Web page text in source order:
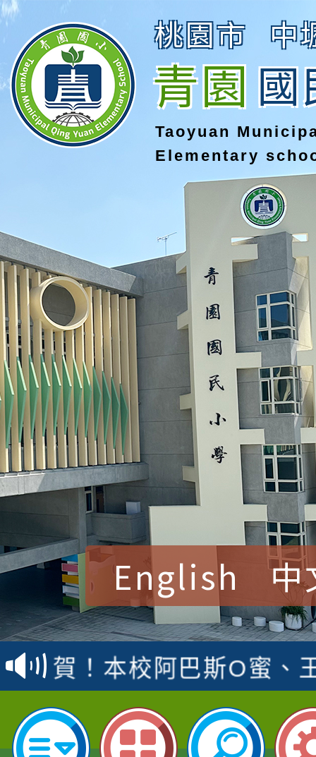
桃園市 中
青園國
Taoyuan
Elementary
English 中
賀！本校參加桃園市中
賽 洪綺君教師榮獲社
名
賀！本校阿巴斯O蜜、
倩參加桃園市科展 國
名 指導老師王老師、
賀！本校四年二班張O
園市英語競賽國小朗讀
賀！本校參加桃園市中